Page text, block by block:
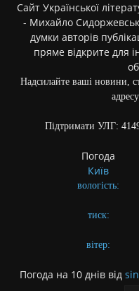
Сайт Української
- Михайло
думки авторів
пряме відкрите для
Надсилайте ваші новини,
Підтримати УЛГ:
Погода
Київ
вологість:
тиск:
вітер:
Погода на 10 днів від